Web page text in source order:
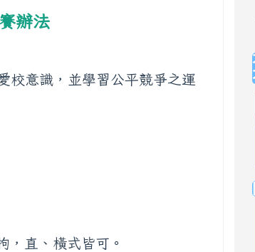
辦法
校意識，並學習公平競爭之運
、橫式皆可。